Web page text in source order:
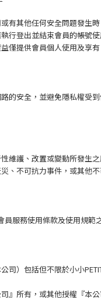
有其他任何安全問題發生時
行登出並結束會員的帳號使
僅提供會員個人使用及享
的安全，並避免隱私權受
維護、改置或變動所發生
、不可抗力事件，或其他
員服務使用條款及使用規
司）包括但不限於小小
』所有，或其他授權『本